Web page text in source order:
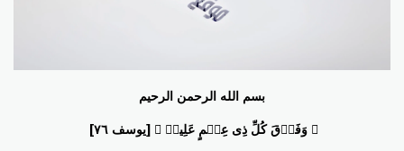
بسم الله الرحمن الرحيم
﴿ وَفَوۡقَ كُلِّ ذِی عِلۡمٍ عَلِیمࣱ ﴾ [يوسف ٧٦]